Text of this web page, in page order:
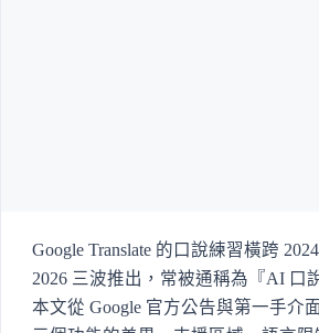
Google Translate 的口說練習橫跨 2024
2026 三波推出，常被通稱為『AI 口
本文從 Google 官方公告與第一手介